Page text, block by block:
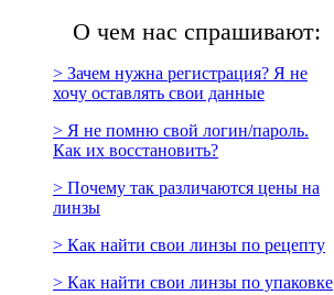
О чем нас спрашивают:
> Зачем нужна регистрация? Я не
хочу оставлять свои данные
> Я не помню свой логин/пароль.
Как их восстановить?
> Почему так различаются цены на
линзы
> Как найти свои линзы по рецепту
> Как найти свои линзы по упаковке